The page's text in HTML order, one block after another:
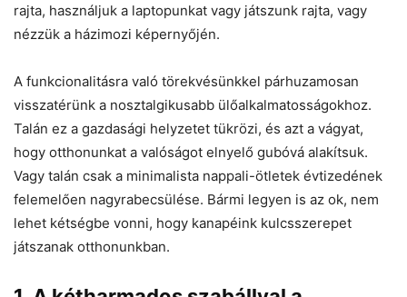
rajta, használjuk a laptopunkat vagy játszunk rajta, vagy
nézzük a házimozi képernyőjén.
A funkcionalitásra való törekvésünkkel párhuzamosan
visszatérünk a nosztalgikusabb ülőalkalmatosságokhoz.
Talán ez a gazdasági helyzetet tükrözi, és azt a vágyat,
hogy otthonunkat a valóságot elnyelő gubóvá alakítsuk.
Vagy talán csak a minimalista nappali-ötletek évtizedének
felemelően nagyrabecsülése. Bármi legyen is az ok, nem
lehet kétségbe vonni, hogy kanapéink kulcsszerepet
játszanak otthonunkban.